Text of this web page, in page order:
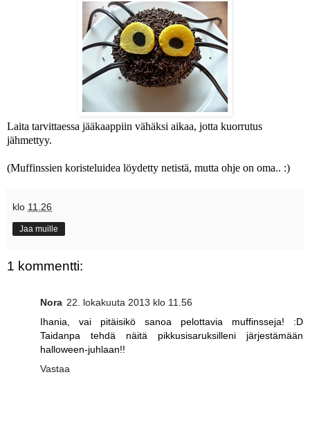
Laita tarvittaessa jääkaappiin vähäksi aikaa, jotta kuorrutus
jähmettyy.
(Muffinssien koristeluidea löydetty netistä, mutta ohje on oma.. :)
klo 11.26
Jaa muille
1 kommentti:
Nora 22. lokakuuta 2013 klo 11.56
Ihania, vai pitäisikö sanoa pelottavia muffinsseja! :D
Taidanpa tehdä näitä pikkusisaruksilleni järjestämään
halloween-juhlaan!!
Vastaa